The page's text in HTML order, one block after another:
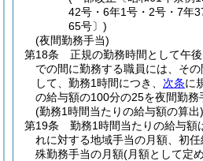
42号・6年1号・2号・7年
65号〕)
(夜間勤務手当)
第18条
正規の勤務時間として午
での間に勤務する職員には、そ
して、勤務1時間につき、 次条に
の給与額の100分の25を夜間勤務
(勤務1時間当たりの給与額の算出)
第19条
勤務1時間当たりの給与額
れに対する地域手当の月額、初
殊勤務手当の月額(月額として定